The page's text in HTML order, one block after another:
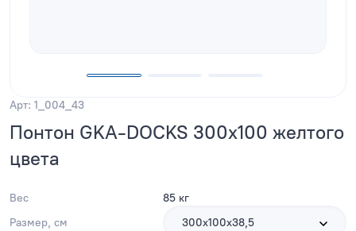
Арт: 1_004_43
Понтон GKA-DOCKS 300x100 желтого
цвета
Вес
85 кг
Размер, см
300х100х38,5